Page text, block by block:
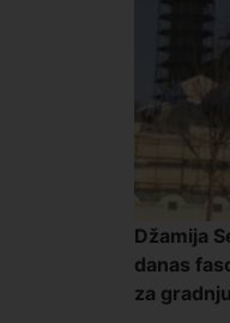
Džamija
danas
za